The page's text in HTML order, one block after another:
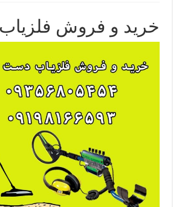
خرید و فروش